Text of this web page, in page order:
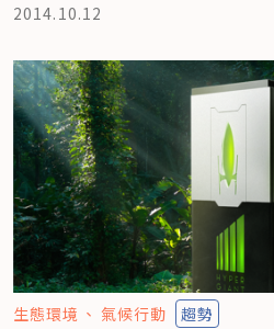
2014.10.12
生態環境 氣候行動 趨勢